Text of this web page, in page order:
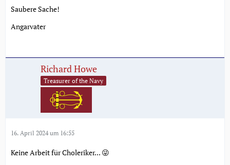
Saubere Sache!
Angarvater
Richard Howe
Treasurer of the Navy
16. April 2024 um 16:55
Keine Arbeit für Choleriker... 😜